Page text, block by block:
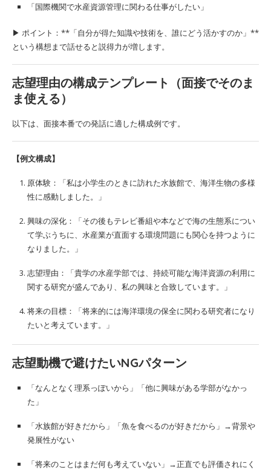
「国際機関で水産資源管理に関わる仕事がしたい」
▶︎ ポイント：**「自分が得た知識や技術を、誰にどう活かすのか」**
という構想まで話せると説得力が増します。
志望理由の構成テンプレート（面接でそのま
ま使える）
以下は、面接本番での発話に適した構成例です。
【例文構成】
原体験：「私は小学生のときに訪れた水族館で、海洋生物の多様
性に感動しました。」
興味の深化：「その後もテレビ番組や本などで海の生態系につい
て学ぶうちに、水産業が直面する環境問題にも関心を持つように
なりました。」
志望理由：「貴学の水産学部では、持続可能な海洋資源の利用に
関する研究が盛んであり、私の興味と合致しています。」
将来の目標：「将来的には海洋環境の保全に関わる研究者になり
たいと考えています。」
志望動機で避けたいNGパターン
「なんとなく理系っぽいから」「他に興味がある学部がなかっ
た」
「水族館が好きだから」「魚を食べるのが好きだから」→背景や
発展性がない
「将来のことはまだ何も考えていない」→正直でも評価されにく